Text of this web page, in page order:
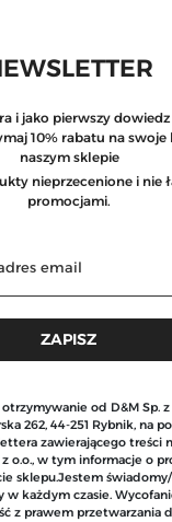
i jako pierwszy
10% rabatu na
naszym sklepie
nieprzecenione i nie
promocjami.
od D&M Sp. z
262, 44-251 Rybnik, na
zawierającego treści
o.o., w tym informacje o
sklepu.Jestem
w każdym czasie.
z prawem przetwarzania